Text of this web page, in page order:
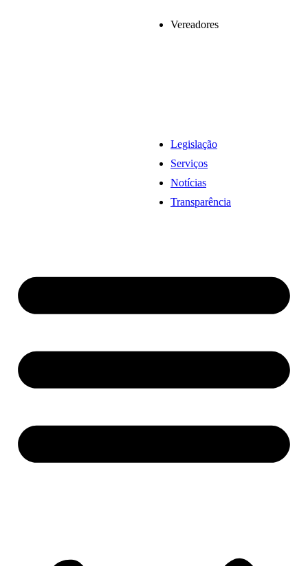
Vereadores
Legislação
Serviços
Notícias
Transparência